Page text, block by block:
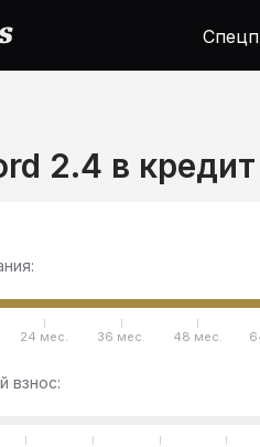
2.4 в
24 мес. 36 мес. 48 мес.
взнос: